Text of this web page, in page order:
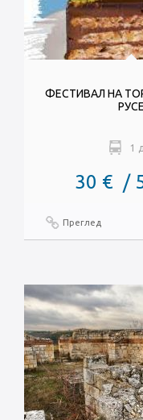
ФЕСТИВАЛ НА
РУСЕ
1
30 € /
Преглед